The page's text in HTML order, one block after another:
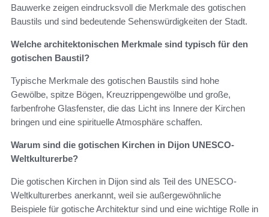
Bauwerke zeigen eindrucksvoll die Merkmale des gotischen
Baustils und sind bedeutende Sehenswürdigkeiten der Stadt.
Welche architektonischen Merkmale sind typisch für den
gotischen Baustil?
Typische Merkmale des gotischen Baustils sind hohe
Gewölbe, spitze Bögen, Kreuzrippengewölbe und große,
farbenfrohe Glasfenster, die das Licht ins Innere der Kirchen
bringen und eine spirituelle Atmosphäre schaffen.
Warum sind die gotischen Kirchen in Dijon UNESCO-
Weltkulturerbe?
Die gotischen Kirchen in Dijon sind als Teil des UNESCO-
Weltkulturerbes anerkannt, weil sie außergewöhnliche
Beispiele für gotische Architektur sind und eine wichtige Rolle in